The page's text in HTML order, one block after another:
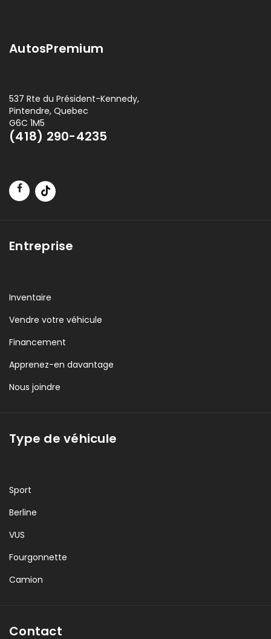
AutosPremium
537 Rte du Président-Kennedy,
Pintendre, Quebec
G6C 1M5
(418) 290-4235
Entreprise
Inventaire
Vendre votre véhicule
Financement
Apprenez-en davantage
Nous joindre
Type de véhicule
Sport
Berline
VUS
Fourgonnette
Camion
Contact